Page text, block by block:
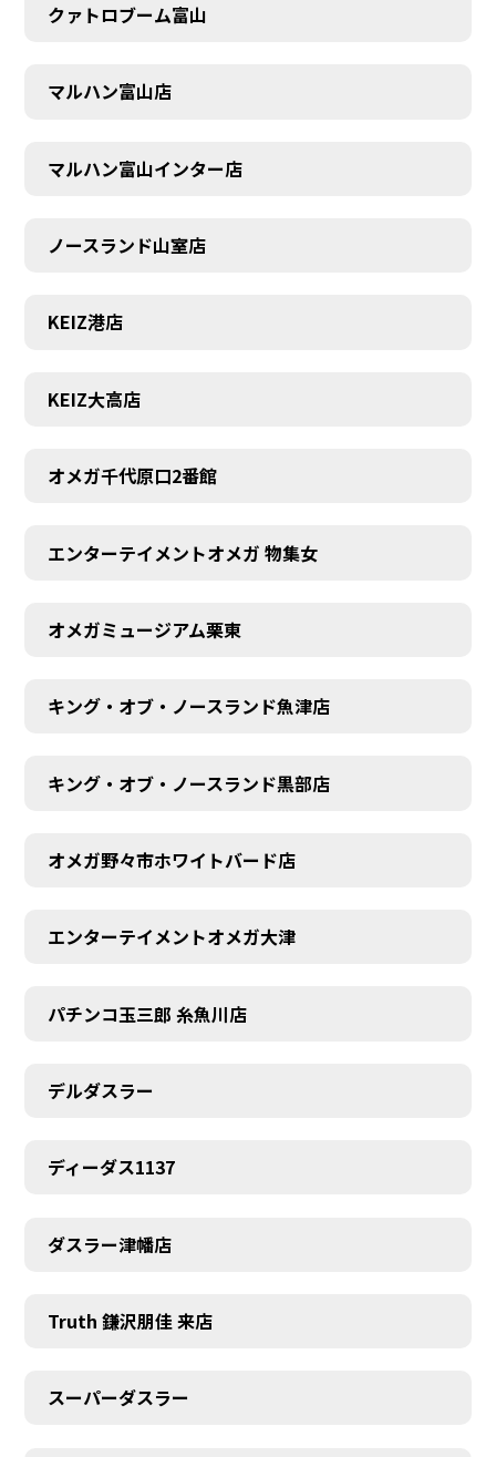
クァトロブーム富山
マルハン富山店
マルハン富山インター店
ノースランド山室店
KEIZ港店
KEIZ大高店
オメガ千代原口2番館
エンターテイメントオメガ 物集女
オメガミュージアム栗東
キング・オブ・ノースランド魚津店
キング・オブ・ノースランド黒部店
オメガ野々市ホワイトバード店
エンターテイメントオメガ大津
パチンコ玉三郎 糸魚川店
デルダスラー
ディーダス1137
ダスラー津幡店
Truth 鎌沢朋佳 来店
スーパーダスラー